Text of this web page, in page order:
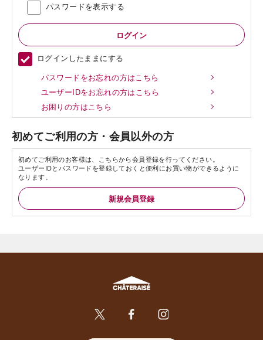
パスワードを表示する
ログインしたままにする
パスワードをお忘れの方はこちら
ユーザーIDをお忘れの方はこちら
お困りの方はこちら
初めてご利用の方・会員以外の方
初めてご利用のお客様は、こちらから会員登録を行ってください。
ユーザーIDとパスワードを登録しておくと便利にお買い物ができるように
なります。